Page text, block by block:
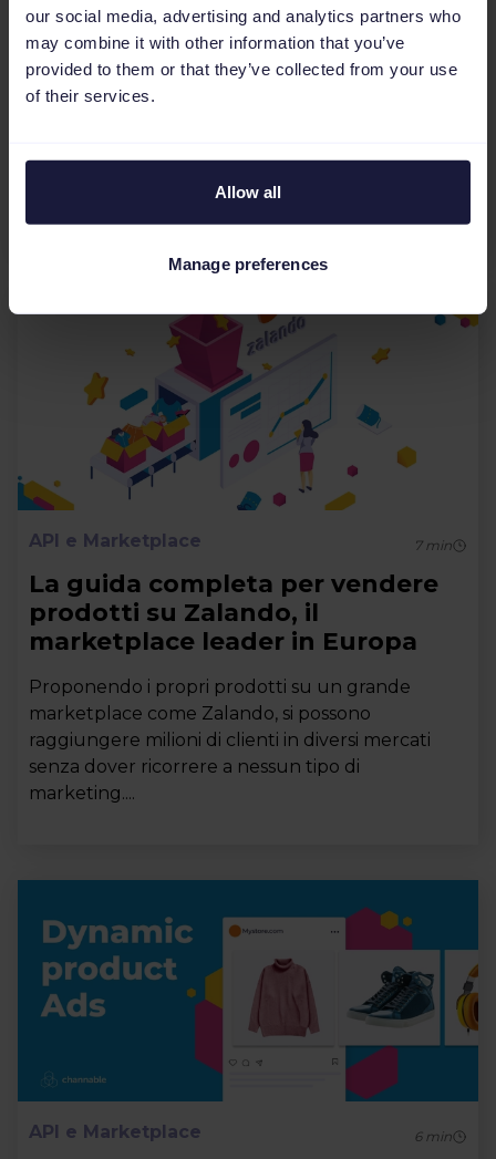
our social media, advertising and analytics partners who
may combine it with other information that you’ve
provided to them or that they’ve collected from your use
of their services.
Allow all
Manage preferences
Come incrementare il profitto
con i buoni voucher su idealo.de
Utilizza i vantaggi dei coupon su idealo per
API e Marketplace 7min
La guida completa per vendere
prodotti su Zalando, il
marketplace leader in Europa
Proponendo i propri prodotti su un grande
marketplace come Zalando, si possono
raggiungere milioni di clienti in diversi mercati
senza dover ricorrere a nessun tipo di
marketing....
API e Marketplace 6min